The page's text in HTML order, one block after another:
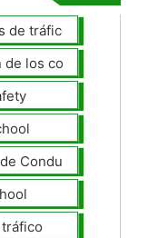
de tráfico
de los conductores
Conducción